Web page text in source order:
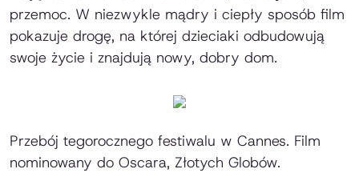
przemoc. W niezwykle mądry i ciepły sposób film
pokazuje drogę, na której dzieciaki odbudowują
swoje życie i znajdują nowy, dobry dom.
Przebój tegorocznego festiwalu w Cannes. Film
nominowany do Oscara, Złotych Globów.